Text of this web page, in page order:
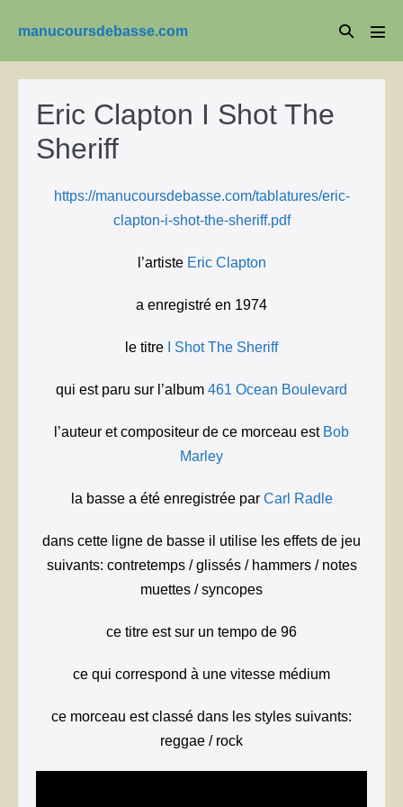
contenu
manucoursdebasse.com
Basculer
recherche
le
Eric Clapton I Shot The
Sheriff
https://manucoursdebasse.com/tablatures/eric-
clapton-i-shot-the-sheriff.pdf
l’artiste Eric Clapton
a enregistré en 1974
le titre I Shot The Sheriff
qui est paru sur l’album 461 Ocean Boulevard
l’auteur et compositeur de ce morceau est Bob
Marley
la basse a été enregistrée par Carl Radle
dans cette ligne de basse il utilise les effets de jeu
suivants: contretemps / glissés / hammers / notes
muettes / syncopes
ce titre est sur un tempo de 96
ce qui correspond à une vitesse médium
ce morceau est classé dans les styles suivants:
reggae / rock